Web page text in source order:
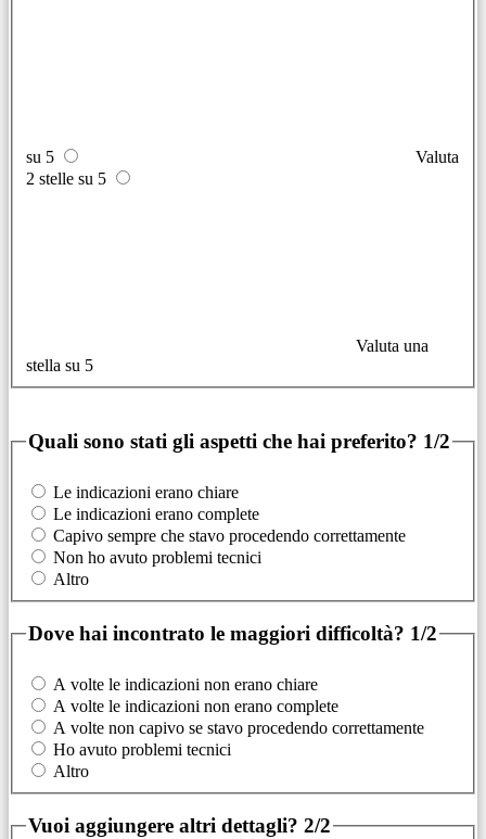
su 5
Valuta
2 stelle su 5
Valuta una
stella su 5
Quali sono stati gli aspetti che hai preferito? 1/2
Le indicazioni erano chiare
Le indicazioni erano complete
Capivo sempre che stavo procedendo correttamente
Non ho avuto problemi tecnici
Altro
Dove hai incontrato le maggiori difficoltà? 1/2
A volte le indicazioni non erano chiare
A volte le indicazioni non erano complete
A volte non capivo se stavo procedendo correttamente
Ho avuto problemi tecnici
Altro
Vuoi aggiungere altri dettagli? 2/2